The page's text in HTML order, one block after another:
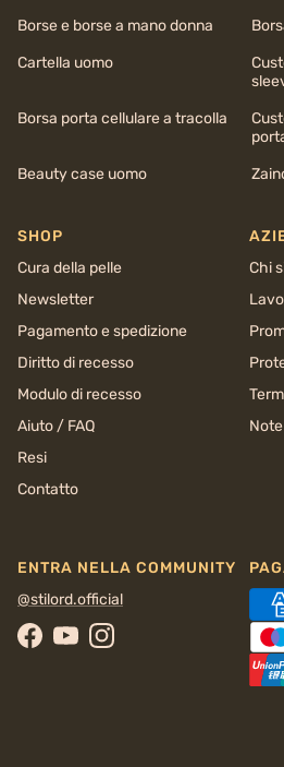
Borse e borse a mano donna
Cartella uomo
Borsa porta cellulare a tracolla
Beauty case uomo
SHOP
Cura della pelle
Newsletter
Pagamento e spedizione
Diritto di recesso
Modulo di recesso
Aiuto / FAQ
Resi
Contatto
Chi
ENTRA NELLA COMMUNITY
@stilord.official
Facebook
YouTubeInstagram